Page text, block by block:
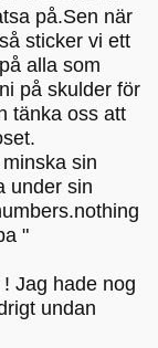
på.Sen när
sticker vi ett
alla som
på skulder för
tänka oss att
sin
under sin
"
Jag hade nog
undan